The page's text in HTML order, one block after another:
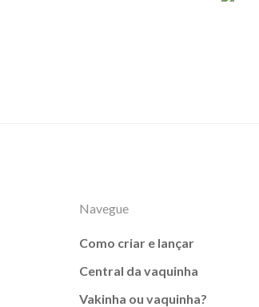
Navegue
Como criar e lançar
Central da vaquinha
Vakinha ou vaquinha?